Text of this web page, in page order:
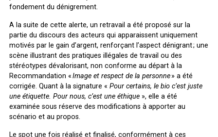
fondement du dénigrement.
A la suite de cette alerte, un retravail a été proposé sur la
partie du discours des acteurs qui apparaissent uniquement
motivés par le gain d’argent, renforçant l’aspect dénigrant ; une
scène illustrant des pratiques illégales de travail ou des
stéréotypes dévalorisant, non conforme au départ à la
Recommandation «Image et respect de la personne» a été
corrigée. Quant à la signature « Pour certains, le bio c’est juste
une étiquette. Pour nous, c’est une éthique », elle a été
examinée sous réserve des modifications à apporter au
scénario et au propos.
Le spot une fois réalisé et finalisé, conformément à ces